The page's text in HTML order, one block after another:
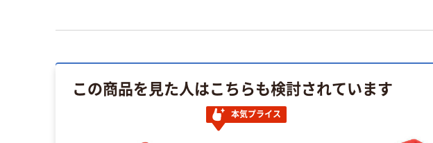
この商品を見た人はこちらも検討されています
本気プライス